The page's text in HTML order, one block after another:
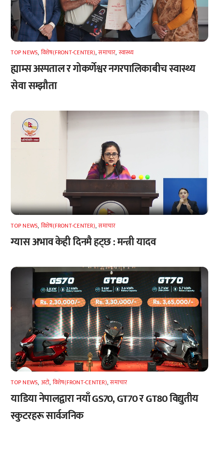
TOP NEWS, विशेष(FRONT-CENTER),समाचार, स्वास्थ्य
ह्याम्स अस्पताल र गोकर्णेश्वर नगरपालिकाबीच स्वास्थ्य
सेवा सम्झौता
TOP NEWS, विशेष(FRONT-CENTER),समाचार
ग्यास अभाव केही दिनमै हट्छ : मन्त्री यादव
TOP NEWS, अटाे, विशेष(FRONT-CENTER),समाचार
याडिया नेपालद्वारा नयाँ GS70, GT70 र GT80 विद्युतीय
स्कुटरहरू सार्वजनिक